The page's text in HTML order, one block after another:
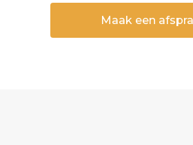
Maak een